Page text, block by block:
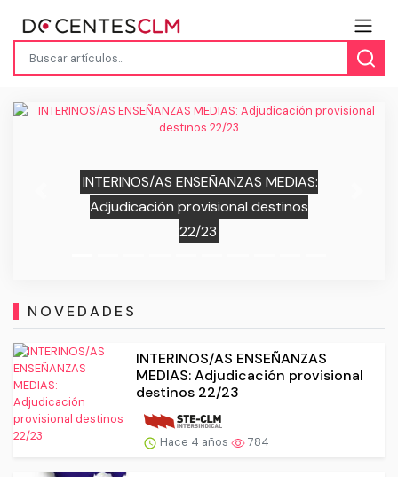
Adjudicación provisional de Interinos
Cuerpo Enseñanzas Medias CLM previa
al inicio del curso 2022/2023
NOVEDADES
INTERINOS/AS ENSEÑANZAS
MEDIAS: Adjudicación provisional
destinos 22/23
Hace 4 años 784